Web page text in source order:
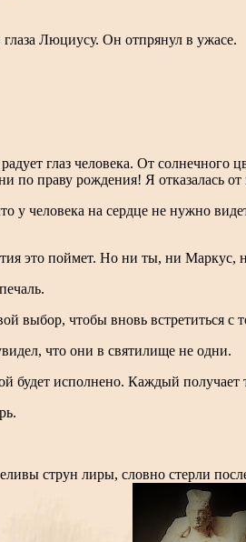
Люциусу. Он отпрянул в ужасе.
глаз человека. От
праву рождения! Я отказалась
у человека на сердце не нужно
это поймет. Но ни ты, ни
выбор, чтобы вновь встретиться с
что они в святилище не одни.
исполнено. Каждый получает
струн лиры, словно стерли